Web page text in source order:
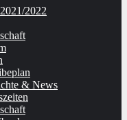
2022
& News